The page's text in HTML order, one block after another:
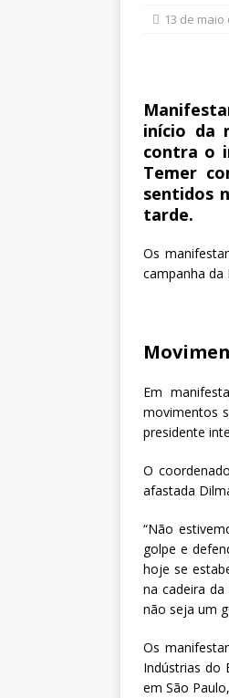
13 de maio
início da
contra o
Temer
sentidos
tarde.
Os
campanha da
Em
movimentos
presidente
O
afastada
“Não
golpe e
hoje se
na cadeira da
não seja um
Os
Indústrias do
em São